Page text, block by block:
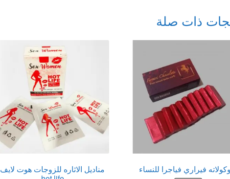
ذات صلة
فيراري فياجرا للنساء
مناديل الاثاره للزوجات هوت لايف